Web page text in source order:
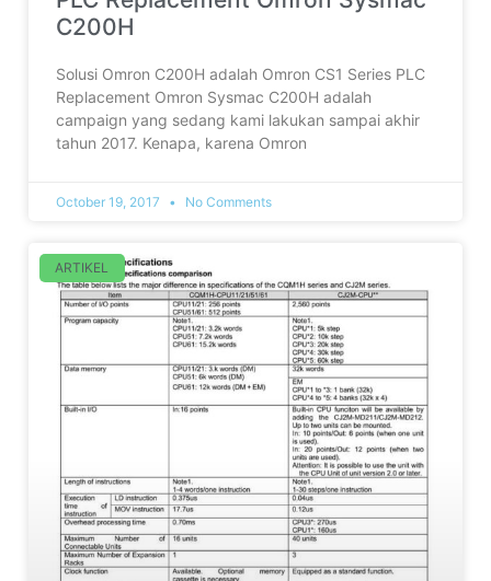
C200H
Solusi Omron C200H adalah Omron CS1 Series PLC
Replacement Omron Sysmac C200H adalah
campaign yang sedang kami lakukan sampai akhir
tahun 2017. Kenapa, karena Omron
October 19, 2017 No Comments
ARTIKEL